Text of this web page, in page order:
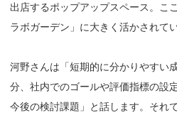
出店するポップアップスペース。こ
ラボガーデン」に大きく活かされて
河野さんは「短期的に分かりやすい
分、社内でのゴールや評価指標の設
今後の検討課題」と話します。それ